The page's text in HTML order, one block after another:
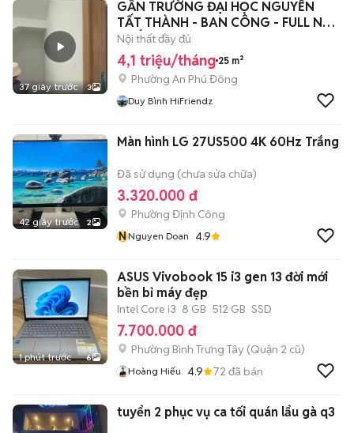
37 giây trước 3
GẦN TRƯỜNG ĐẠI HỌC NGUYỄN
TẤT THÀNH - BAN CÔNG - FULL NỘI
THẤT4
Nội thất đầy đủ
4,1 triệu/tháng 25 m²
Phường An Phú Đông
Duy Bình HiFriendz
42 giây trước 2
Màn hình LG 27US500 4K 60Hz Trắng
Đã sử dụng (chưa sửa chữa)
3.320.000 đ
Phường Định Công
NNguyen Doan 4.9
1 phút trước 6
ASUS Vivobook 15 i3 gen 13 đời mới
bền bỉ máy đẹp
Intel Core i3 8 GB 512 GB SSD
7.700.000 đ
Phường Bình Trưng Tây (Quận 2 cũ)
Hoàng Hiếu 4.9 72 đã bán
tuyển 2 phục vụ ca tối quán lẩu gà q3